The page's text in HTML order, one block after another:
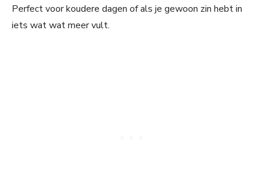
Perfect voor koudere dagen of als je gewoon zin hebt in
iets wat wat meer vult.